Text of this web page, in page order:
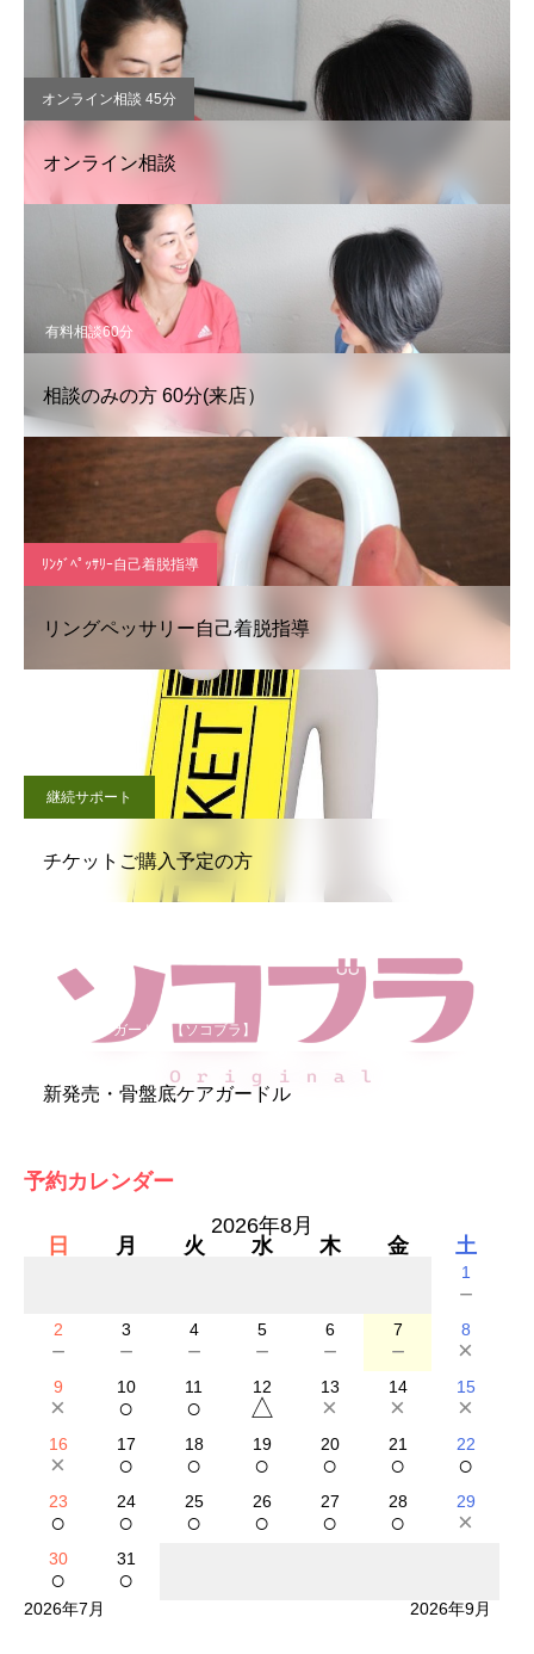
オンライン相談 45分
オンライン相談
有料相談60分
相談のみの方 60分(来店）
ﾘﾝｸﾞﾍﾟｯｻﾘｰ自己着脱指導
リングペッサリー自己着脱指導
継続サポート
チケットご購入予定の方
骨盤底ケアガードル【ソコブラ】
新発売・骨盤底ケアガードル
予約カレンダー
2026年8月
日
月 火 水 木 金 土
1
－
2
－
3
－
4
－
5
－
6
－
7
－
8
×
9
×
10
○
11
○
12
△
13
×
14
×
15
×
16
×
17
○
18
○
19
○
20
○
21
○
22
○
23
○
24
○
25
○
26
○
27
○
28
○
29
×
30
○
31
○
2026年7月 2026年9月